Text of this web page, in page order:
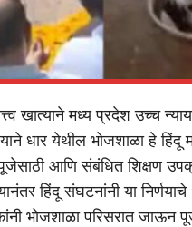
खात्याने मध्य प्रदेश उच्च
धार येथील भोजशाळा हे हिंदू
आणि संबंधित शिक्षण
हिंदू संघटनांनी या
भोजशाळा परिसरात जाऊन